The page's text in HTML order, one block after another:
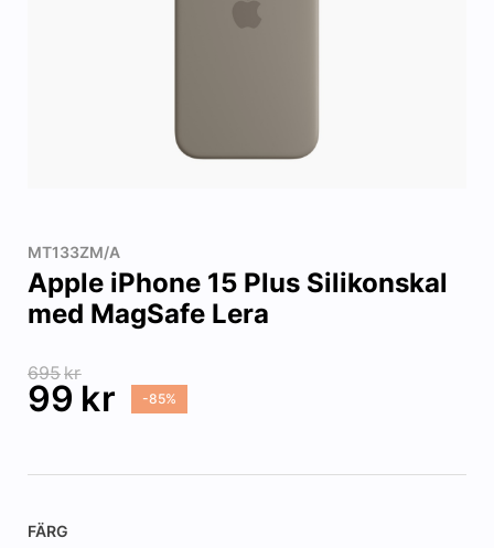
MT133ZM/A
Apple iPhone 15 Plus Silikonskal
med MagSafe Lera
695kr
99 kr -85%
FÄRG